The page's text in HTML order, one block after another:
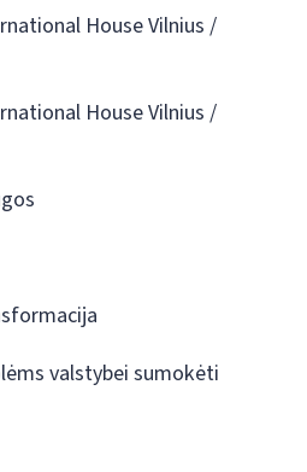
House Vilnius /
House Vilnius /
valstybei sumokėti